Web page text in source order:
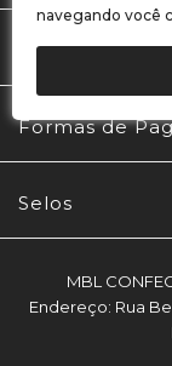
navegando você
Redes Sociais
Formas de
Selos
MBL
Endereço: Rua